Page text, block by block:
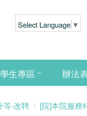
Select Language ▼
學生專區 辦法
等-改聘 [院]本院服務